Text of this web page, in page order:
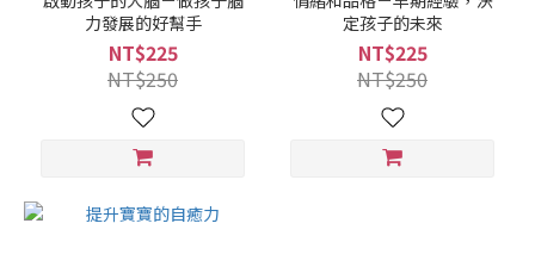
力發展的好幫手
NT$225
NT$250
定孩子的未來
NT$225
NT$250